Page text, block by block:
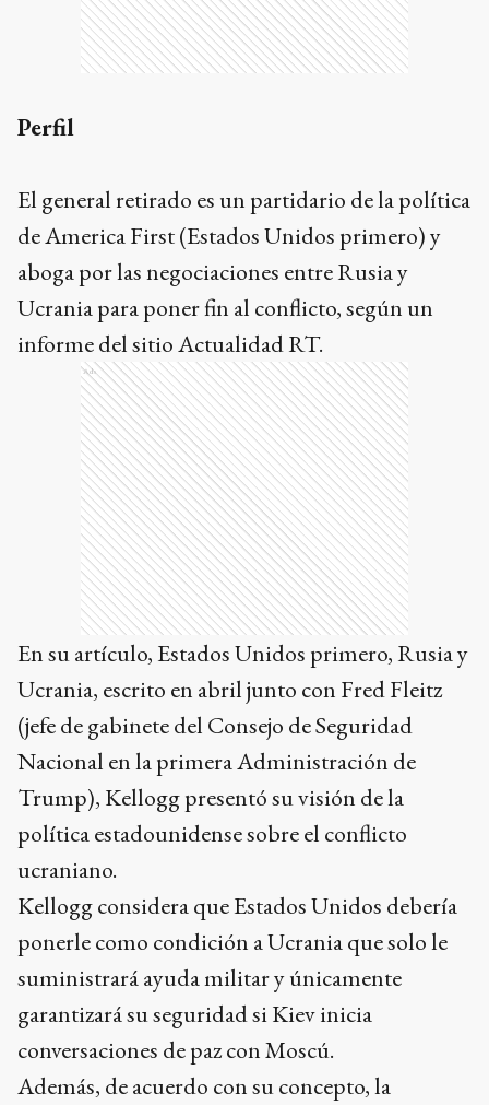
Perfil
El general retirado es un partidario de la política
de America First (Estados Unidos primero) y
aboga por las negociaciones entre Rusia y
Ucrania para poner fin al conflicto, según un
informe del sitio Actualidad RT.
Ads
En su artículo, Estados Unidos primero, Rusia y
Ucrania, escrito en abril junto con Fred Fleitz
(jefe de gabinete del Consejo de Seguridad
Nacional en la primera Administración de
Trump), Kellogg presentó su visión de la
política estadounidense sobre el conflicto
ucraniano.
Kellogg considera que Estados Unidos debería
ponerle como condición a Ucrania que solo le
suministrará ayuda militar y únicamente
garantizará su seguridad si Kiev inicia
conversaciones de paz con Moscú.
Además, de acuerdo con su concepto, la